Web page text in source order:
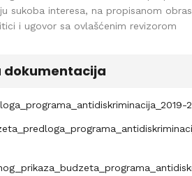
sukoba interesa, na propisanom
i ugovor sa ovlašćenim revizorom
dokumentacija